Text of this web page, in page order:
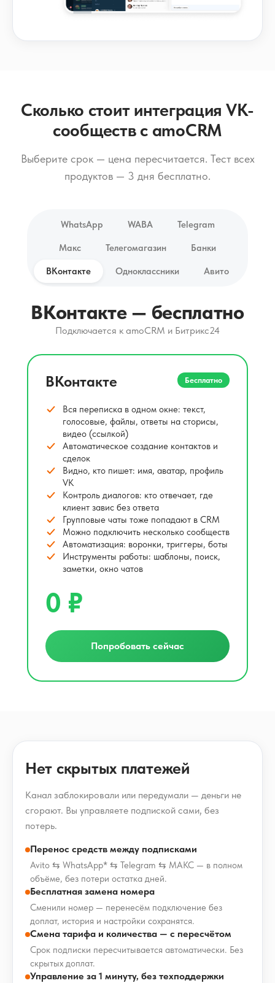
Сколько стоит интеграция VK-
сообществ с amoCRM
Выберите срок — цена пересчитается. Тест всех
продуктов — 3 дня бесплатно.
WhatsApp WABA Telegram
Макс Телегомагазин Банки
ВКонтакте Одноклассники Авито
ВКонтакте — бесплатно
Подключается к amoCRM и Битрикс24
Бесплатно
ВКонтакте
Вся переписка в одном окне: текст,
голосовые, файлы, ответы на сторисы,
видео (ссылкой)
Автоматическое создание контактов и
сделок
Видно, кто пишет: имя, аватар, профиль
VK
Контроль диалогов: кто отвечает, где
клиент завис без ответа
Групповые чаты тоже попадают в CRM
Можно подключить несколько сообществ
Автоматизация: воронки, триггеры, боты
Инструменты работы: шаблоны, поиск,
заметки, окно чатов
0 ₽
Попробовать сейчас
Нет скрытых платежей
Канал заблокировали или передумали — деньги не
сгорают. Вы управляете подпиской сами, без
потерь.
Перенос средств между подписками
Avito ⇆ WhatsApp* ⇆ Telegram ⇆ МАКС — в полном
объёме, без потери остатка дней.
Бесплатная замена номера
Сменили номер — перенесём подключение без
доплат, история и настройки сохранятся.
Смена тарифа и количества — с пересчётом
Срок подписки пересчитывается автоматически. Без
скрытых доплат.
Управление за 1 минуту, без техподдержки